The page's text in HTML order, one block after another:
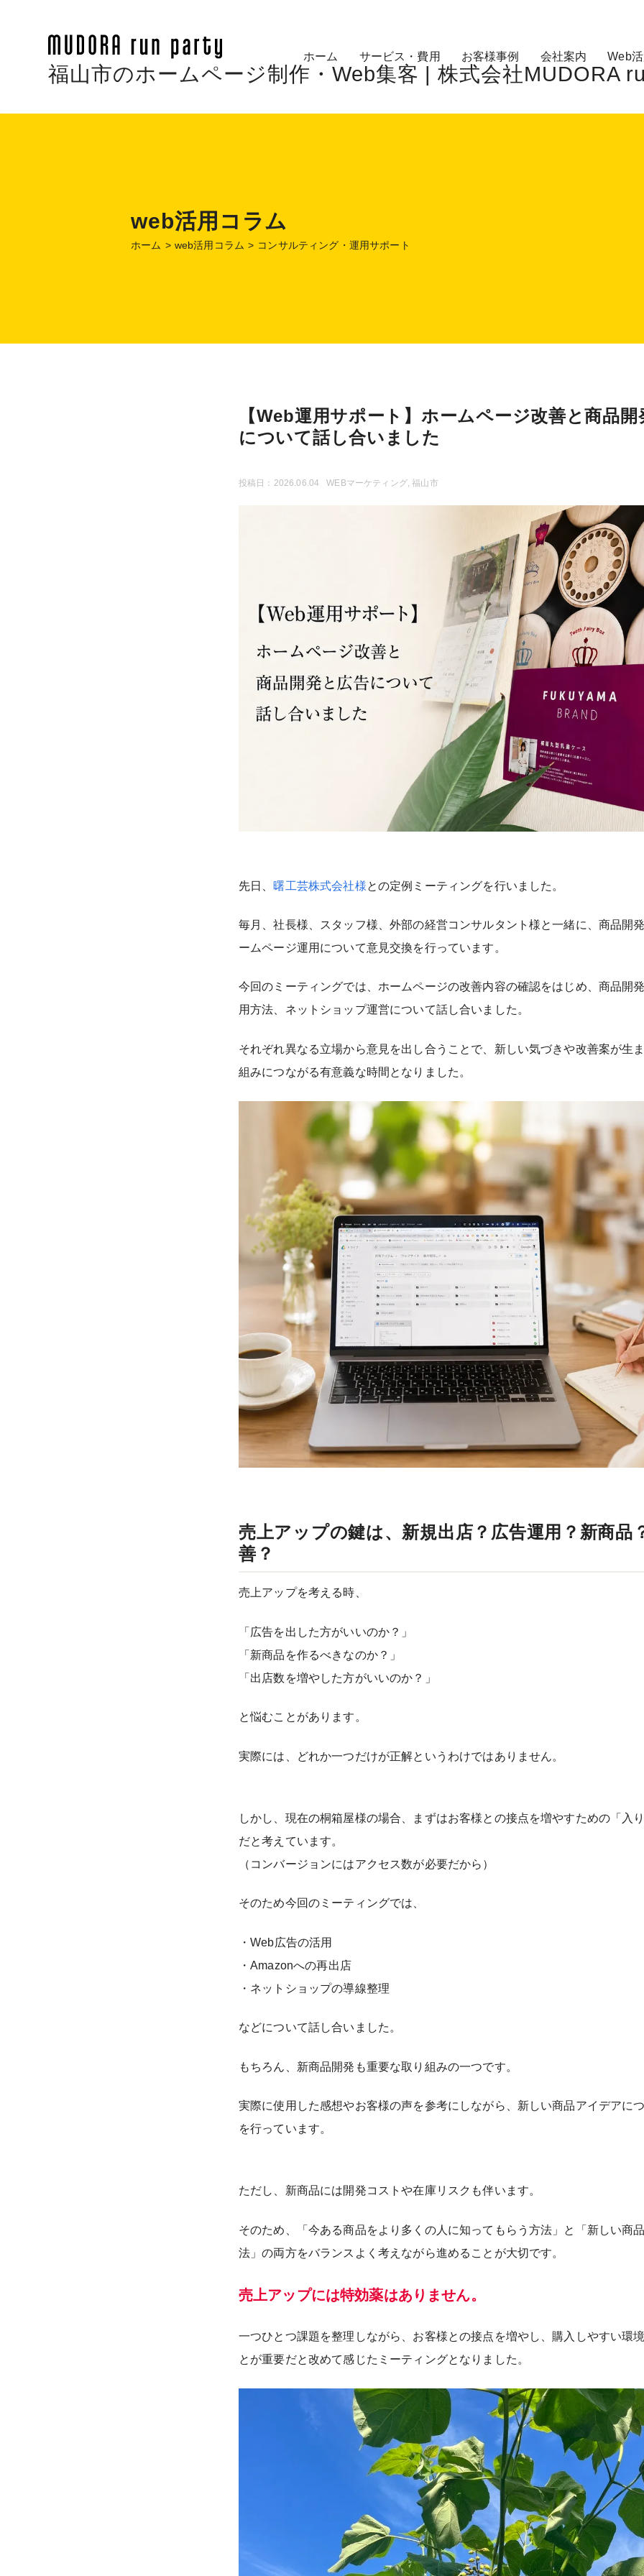
福山市のホームページ制作・Web集客 | 株式会社MUDORA
ホーム サービス・費用 お客様事例 会社案内 Web
web活用コラム
ホーム web活用コラム コンサルティング・運用サポート
【Web運用サポート】ホームページ改善と商品開
について話し合いました
投稿日：2026.06.04 WEBマーケティング,福山市
先日、 曙工芸株式会社様との定例ミーティングを行いました。
毎月、社長様、スタッフ様、外部の経営コンサルタント様と一緒に、商品開
ームページ運用について意見交換を行っています。
今回のミーティングでは、ホームページの改善内容の確認をはじめ、商品開
用方法、ネットショップ運営について話し合いました。
それぞれ異なる立場から意見を出し合うことで、新しい気づきや改善案が生
組みにつながる有意義な時間となりました。
売上アップの鍵は、新規出店？広告運用？新商品
善？
売上アップを考える時、
「広告を出した方がいいのか？」
「新商品を作るべきなのか？」
「出店数を増やした方がいいのか？」
と悩むことがあります。
実際には、どれか一つだけが正解というわけではありません。
しかし、現在の桐箱屋様の場合、まずはお客様との接点を増やすための「入
だと考えています。
（コンバージョンにはアクセス数が必要だから）
そのため今回のミーティングでは、
・Web広告の活用
・Amazonへの再出店
・ネットショップの導線整理
などについて話し合いました。
もちろん、新商品開発も重要な取り組みの一つです。
実際に使用した感想やお客様の声を参考にしながら、新しい商品アイデアに
を行っています。
ただし、新商品には開発コストや在庫リスクも伴います。
そのため、「今ある商品をより多くの人に知ってもらう方法」と「新しい商
法」の両方をバランスよく考えながら進めることが大切です。
売上アップには特効薬はありません。
一つひとつ課題を整理しながら、お客様との接点を増やし、購入しやすい環
とが重要だと改めて感じたミーティングとなりました。